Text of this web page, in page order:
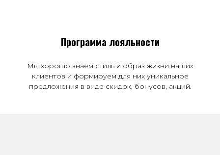
Программа лояльности
Мы хорошо знаем стиль и образ жизни наших
клиентов и формируем для них уникальное
предложения в виде скидок, бонусов, акций.